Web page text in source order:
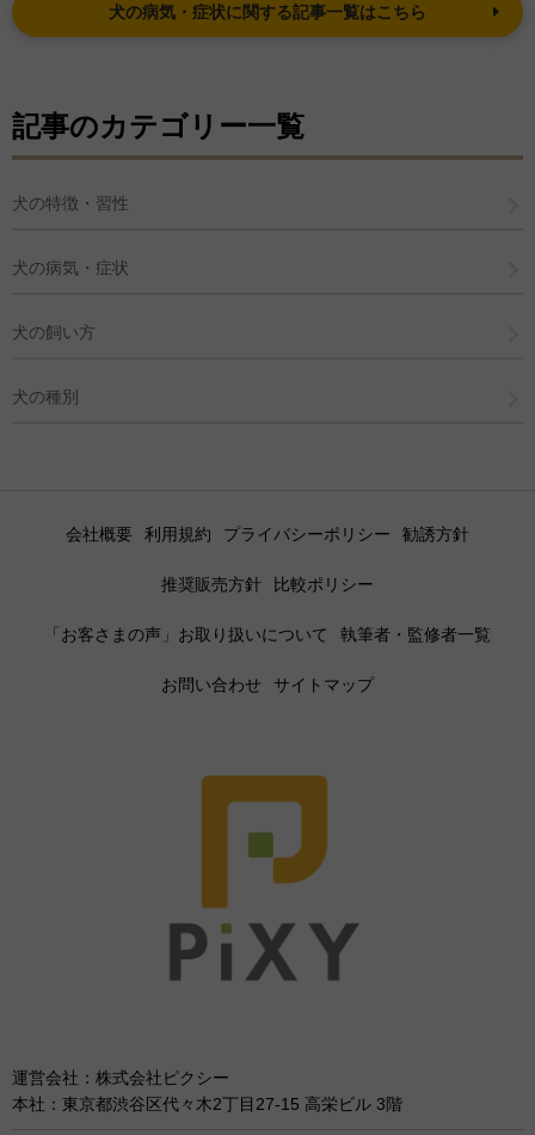
犬の病気・症状に関する記事一覧はこちら
記事のカテゴリー一覧
犬の特徴・習性
犬の病気・症状
犬の飼い方
犬の種別
会社概要 利用規約 プライバシーポリシー 勧誘方針
推奨販売方針 比較ポリシー
「お客さまの声」お取り扱いについて 執筆者・監修者一覧
お問い合わせ サイトマップ
運営会社：株式会社ピクシー
本社：東京都渋谷区代々木2丁目27-15 高栄ビル 3階